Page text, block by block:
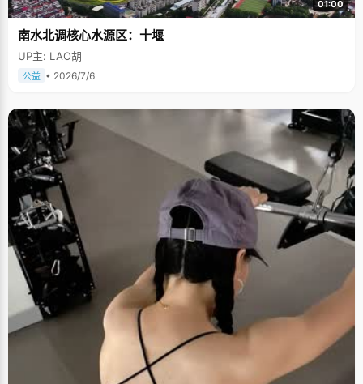
01:00
南水北调核心水源区：十堰
UP主: LAO胡
公益 • 2026/7/6